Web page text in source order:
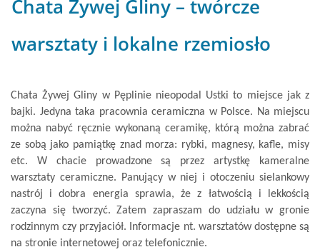
Chata Żywej Gliny – twórcze
warsztaty i lokalne rzemiosło
Chata Żywej Gliny w Pęplinie nieopodal Ustki to miejsce jak z
bajki. Jedyna taka pracownia ceramiczna w Polsce. Na miejscu
można nabyć ręcznie wykonaną ceramikę, którą można zabrać
ze sobą jako pamiątkę znad morza: rybki, magnesy, kafle, misy
etc. W chacie prowadzone są przez artystkę kameralne
warsztaty ceramiczne. Panujący w niej i otoczeniu sielankowy
nastrój i dobra energia sprawia, że z łatwością i lekkością
zaczyna się tworzyć. Zatem zapraszam do udziału w gronie
rodzinnym czy przyjaciół. Informacje nt. warsztatów dostępne są
na stronie internetowej oraz telefonicznie.